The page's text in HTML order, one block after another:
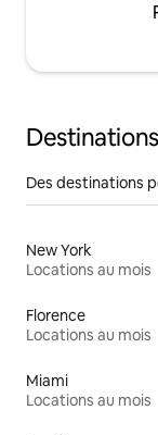
Des destinations
New York
Locations au mois
Florence
Locations au mois
Miami
Locations au mois